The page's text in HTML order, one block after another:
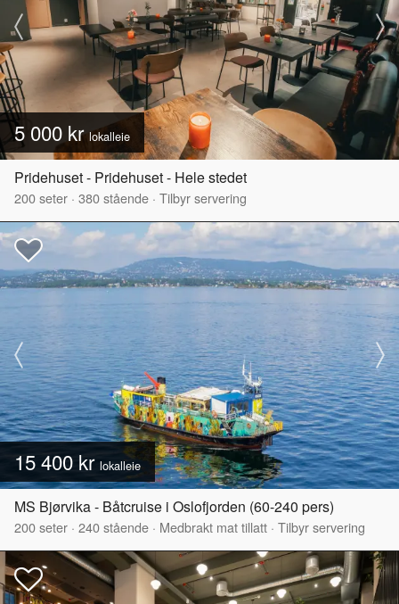
5 000 krlokalleie
Pridehuset - Pridehuset - Hele stedet
200seter · 380stående · Tilbyr servering
15 400 krlokalleie
MS Bjørvika - Båtcruise i Oslofjorden (60-240 pers)
200seter · 240stående · Medbrakt mat tillatt · Tilbyr servering